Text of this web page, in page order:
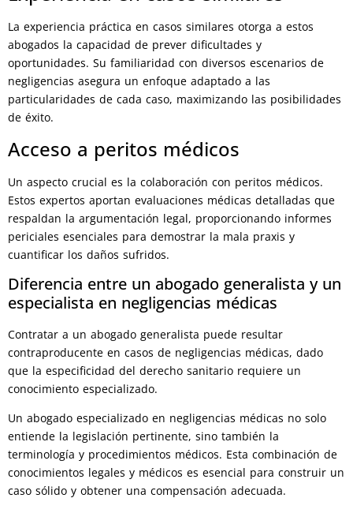
La experiencia práctica en casos similares otorga a estos
abogados la capacidad de prever dificultades y
oportunidades. Su familiaridad con diversos escenarios de
negligencias asegura un enfoque adaptado a las
particularidades de cada caso, maximizando las posibilidades
de éxito.
Acceso a peritos médicos
Un aspecto crucial es la colaboración con peritos médicos.
Estos expertos aportan evaluaciones médicas detalladas que
respaldan la argumentación legal, proporcionando informes
periciales esenciales para demostrar la mala praxis y
cuantificar los daños sufridos.
Diferencia entre un abogado generalista y un
especialista en negligencias médicas
Contratar a un abogado generalista puede resultar
contraproducente en casos de negligencias médicas, dado
que la especificidad del derecho sanitario requiere un
conocimiento especializado.
Un abogado especializado en negligencias médicas no solo
entiende la legislación pertinente, sino también la
terminología y procedimientos médicos. Esta combinación de
conocimientos legales y médicos es esencial para construir un
caso sólido y obtener una compensación adecuada.